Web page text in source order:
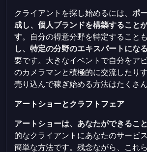
クライアントを探し始めるには、ポ
成し、個人ブランドを構築すること
す。自分の得意分野を特定すること
し、特定の分野のエキスパートにな
要です。大きなイベントで自分をア
のカメラマンと積極的に交流したり
売り込んで稼ぎ始める方法はたくさん
アートショーとクラフトフェア
アートショーは、あなたができるこ
的なクライアントにあなたのサービ
簡単な方法です。残念ながら、これ